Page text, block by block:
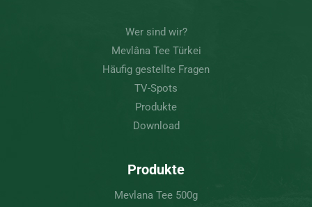
Wer sind wir?
Mevlâna Tee Türkei
Häufig gestellte Fragen
TV-Spots
Produkte
Download
Produkte
Mevlana Tee 500g